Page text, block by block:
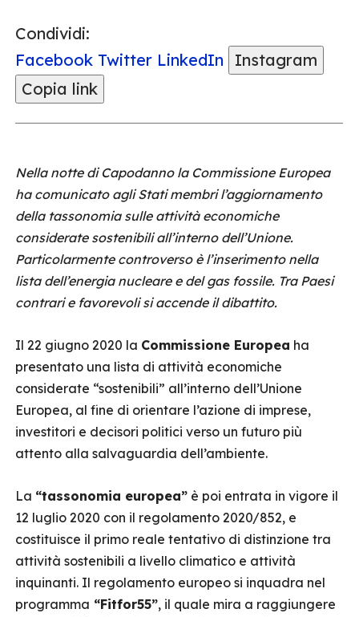
Condividi:
Facebook Twitter LinkedIn
Instagram
Copia link
Nella notte di Capodanno la Commissione Europea
ha comunicato agli Stati membri l’aggiornamento
della tassonomia sulle attività economiche
considerate sostenibili all’interno dell’Unione.
Particolarmente controverso è l’inserimento nella
lista dell’energia nucleare e del gas fossile. Tra Paesi
contrari e favorevoli si accende il dibattito.
Il 22 giugno 2020 la Commissione Europea ha
presentato una lista di attività economiche
considerate “sostenibili” all’interno dell’Unione
Europea, al fine di orientare l’azione di imprese,
investitori e decisori politici verso un futuro più
attento alla salvaguardia dell’ambiente.
La “tassonomia europea” è poi entrata in vigore il
12 luglio 2020 con il regolamento 2020/852, e
costituisce il primo reale tentativo di distinzione tra
attività sostenibili a livello climatico e attività
inquinanti. Il regolamento europeo si inquadra nel
programma “Fitfor55”, il quale mira a raggiungere